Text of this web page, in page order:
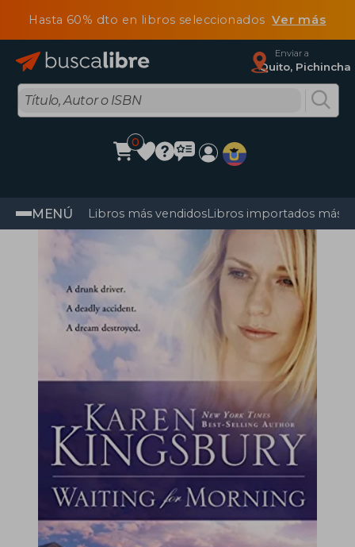
Hasta 60% dto en libros seleccionadosVer más
Enviar a
Quito, Pichincha
0
MENÚ Libros más vendidosLibros importados más